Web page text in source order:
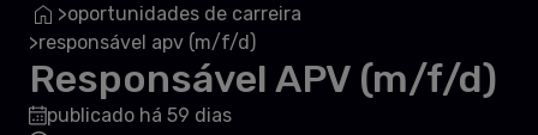
>oportunidades de carreira
>responsável apv (m/f/d)
Responsável APV (m/f/d)
publicado há 59 dias